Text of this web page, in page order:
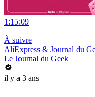
1:15:09
|
À suivre
AliExpress & Journal du
Le Journal du Geek
il y a 3 ans